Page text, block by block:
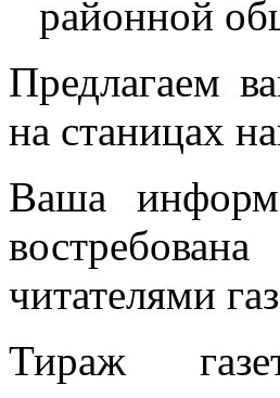
районной
Предлагаем
на станицах
Ваша
читателями
Тираж